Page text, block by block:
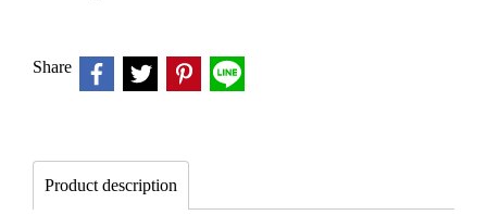
Share
Product description